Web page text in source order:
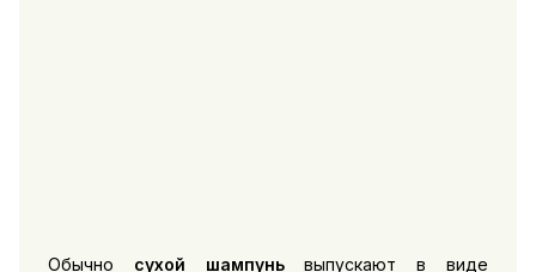
Обычно сухой шампуньвыпускают в виде